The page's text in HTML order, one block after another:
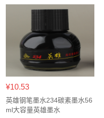
¥10.53
英雄钢笔墨水234碳素墨水56
ml大容量英雄墨水